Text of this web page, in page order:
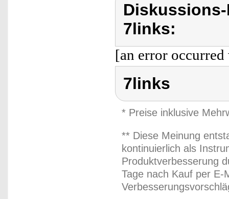
7links:
[an error
7links
* Preise inklusive
** Diese Meinung
kontinuierlich als
Produktverbesserung
Tage nach Kauf per E-